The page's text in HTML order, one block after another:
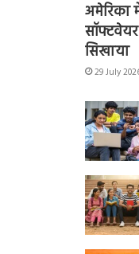
अमेरिका
सिखाया
29 July